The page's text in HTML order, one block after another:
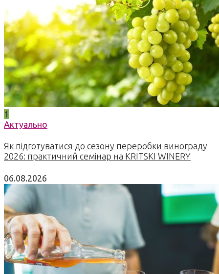
1
Актуально
Як підготуватися до сезону переробки винограду
2026: практичний семінар на KRITSKI WINERY
06.08.2026